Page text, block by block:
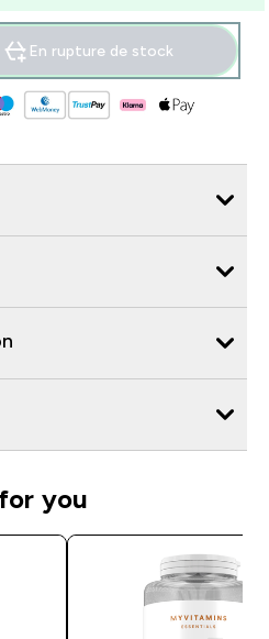
En rupture de stock
you